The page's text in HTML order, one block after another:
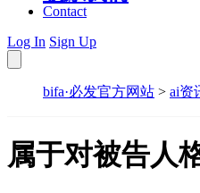
Contact
Log In Sign Up
bifa·必发官方网站 > ai资
属于对被告人